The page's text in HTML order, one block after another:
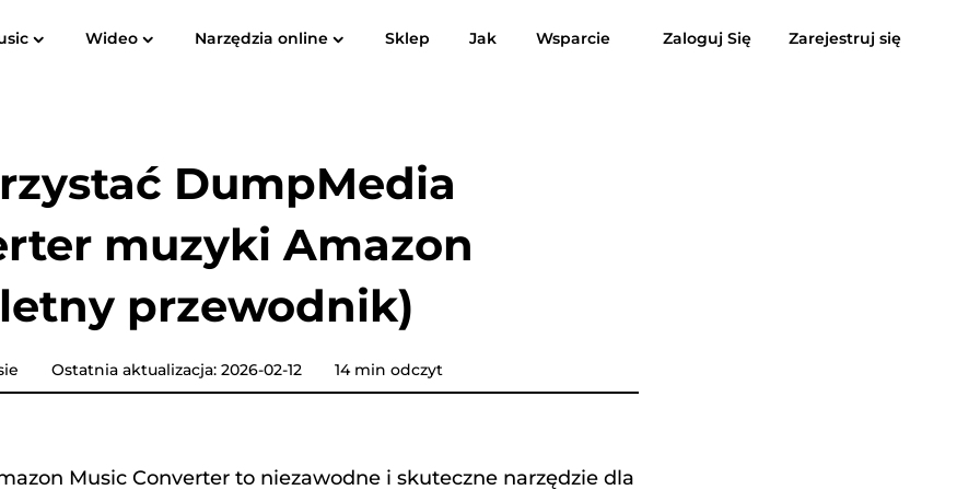
Konwerter muzyki YouTube
Konwerter dźwiękowy
Konwerter muzyki Pandora
Konwerter muzyki SoundCloud
Wideo Narzędzia online Sklep Jak Wsparcie Zaloguj Się Zarejestruj się
Instrukcja obsługiFAQ Recenzje Darmowe pobieranie Kup teraz
DumpMedia
muzyki Amazon
przewodnik)
Ostatnia aktualizacja: 2026-02-12 14 min odczyt
Music Converter to niezawodne i skuteczne narzędzie dla